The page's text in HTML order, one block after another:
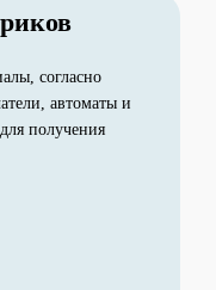
согласно
автоматы и
получения